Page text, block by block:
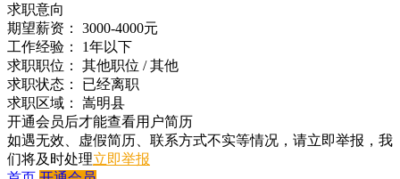
求职意向
期望薪资：
3000-4000元
工作经验：
1年以下
求职职位：
其他职位 / 其他
求职状态：
已经离职
求职区域：
嵩明县
开通会员后才能查看用户简历
如遇无效、虚假简历、联系方式不实等情况，请立即举报，我
们将及时处理立即举报